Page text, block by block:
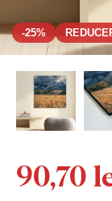
-25%
90,70